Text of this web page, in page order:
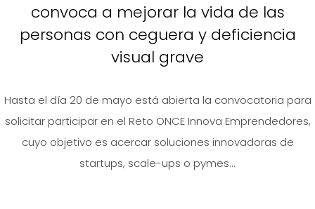
convoca a mejorar la vida de las
personas con ceguera y deficiencia
visual grave
Hasta el día 20 de mayo está abierta la convocatoria para
solicitar participar en el Reto ONCE Innova Emprendedores,
cuyo objetivo es acercar soluciones innovadoras de
startups, scale-ups o pymes...